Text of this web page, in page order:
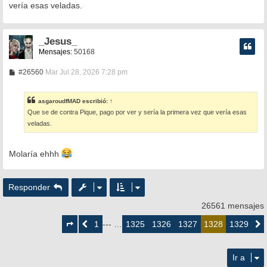
a
e
vería esas veladas.
_Jesus_
Mensajes: 50168
#26560M
a
j
e
Mar Jul 28, 2026 7:28 pm
asgaroudfMAD escribió: ↑
Que se de contra Pique, pago por ver y sería la primera vez que vería esas
veladas.
Molaría ehhh
Responder
26561 mensajes
1328
deAnterior
1 --- … 1325 1326 1327 1328 1329
Ir a